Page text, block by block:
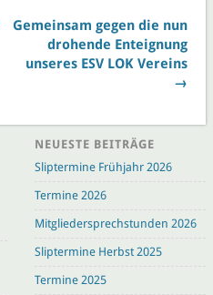
Gemeinsam gegen die nun
drohende Enteignung
unseres ESV LOK Vereins
→
NEUESTE BEITRÄGE
Sliptermine Frühjahr 2026
Termine 2026
Mitgliedersprechstunden 2026
Sliptermine Herbst 2025
Termine 2025